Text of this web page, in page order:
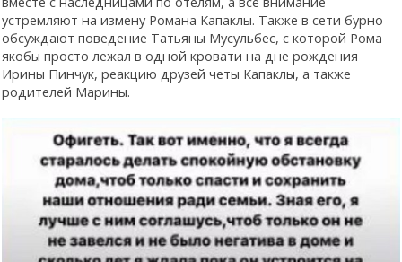
устремляют на измену Романа Капаклы. Также в сети бурно
обсуждают поведение Татьяны Мусульбес, с которой Рома
якобы просто лежал в одной кровати на дне рождения
Ирины Пинчук, реакцию друзей четы Капаклы, а также
родителей Марины.